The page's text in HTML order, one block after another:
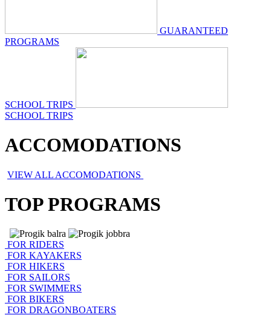
GUARANTEED
PROGRAMS
SCHOOL TRIPS
SCHOOL TRIPS
ACCOMODATIONS
VIEW ALL ACCOMODATIONS
TOP PROGRAMS
FOR RIDERS
FOR KAYAKERS
FOR HIKERS
FOR SAILORS
FOR SWIMMERS
FOR BIKERS
FOR DRAGONBOATERS